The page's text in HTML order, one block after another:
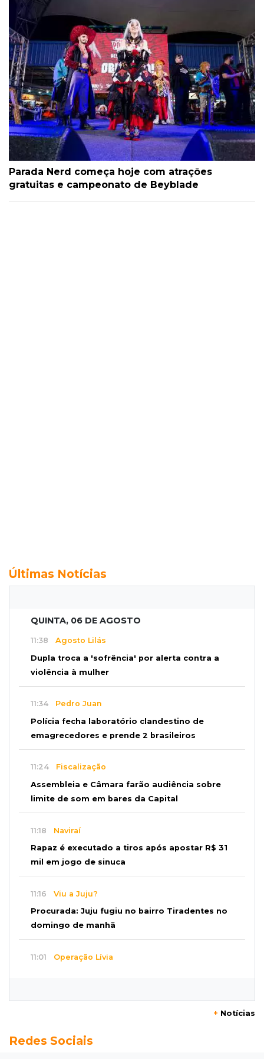
Parada Nerd começa hoje com atrações
gratuitas e campeonato de Beyblade
Últimas Notícias
QUINTA, 06 DE AGOSTO
11:38 Agosto Lilás
Dupla troca a 'sofrência' por alerta contra a
violência à mulher
11:34 Pedro Juan
Polícia fecha laboratório clandestino de
emagrecedores e prende 2 brasileiros
11:24 Fiscalização
Assembleia e Câmara farão audiência sobre
limite de som em bares da Capital
11:18 Naviraí
Rapaz é executado a tiros após apostar R$ 31
mil em jogo de sinuca
11:16 Viu a Juju?
Procurada: Juju fugiu no bairro Tiradentes no
domingo de manhã
11:01 Operação Lívia
Incêndio destrói parte de uma das feiras mais
+ Notícias
Redes Sociais